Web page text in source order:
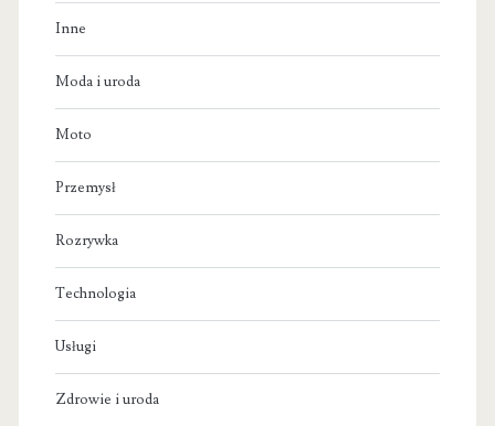
Inne
Moda i uroda
Moto
Przemysł
Rozrywka
Technologia
Usługi
Zdrowie i uroda